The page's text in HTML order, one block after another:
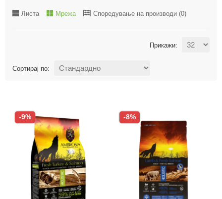
Листа Мрежа Споредување на производи (0)
Прикажи:
Сортирај по:
-9% -8%